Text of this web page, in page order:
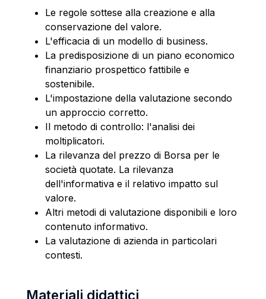
Le regole sottese alla creazione e alla
conservazione del valore.
L'efficacia di un modello di business.
La predisposizione di un piano economico
finanziario prospettico fattibile e
sostenibile.
L'impostazione della valutazione secondo
un approccio corretto.
Il metodo di controllo: l'analisi dei
moltiplicatori.
La rilevanza del prezzo di Borsa per le
società quotate. La rilevanza
dell'informativa e il relativo impatto sul
valore.
Altri metodi di valutazione disponibili e loro
contenuto informativo.
La valutazione di azienda in particolari
contesti.
Materiali didattici